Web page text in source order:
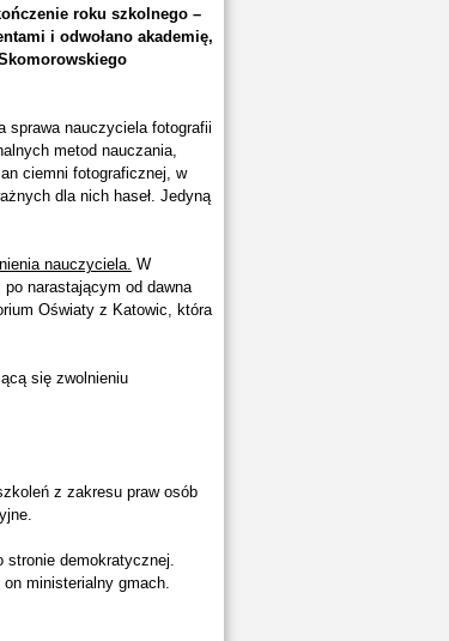
roku szkolnego –
i odwołano akademię,
sprawa nauczyciela fotografii
metod nauczania,
ciemni fotograficznej, w
dla nich haseł. Jedyną
nauczyciela. W
narastającym od dawna
Oświaty z Katowic, która
się zwolnieniu
z zakresu praw osób
stronie demokratycznej.
ministerialny gmach.